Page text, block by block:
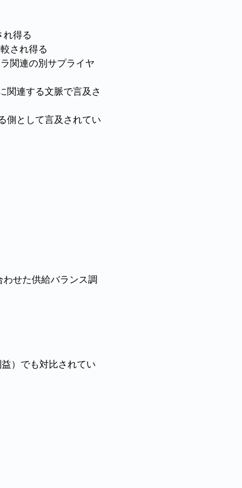
得る
され得る
関連の別サプライヤ
関連する文脈で言及さ
側として言及されてい
せた供給バランス調
）でも対比されてい